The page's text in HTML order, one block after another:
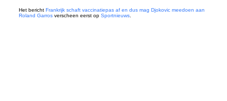
Het bericht Frankrijk schaft vaccinatiepas af en dus mag Djokovic meedoen aan
Roland Garrosverscheen eerst op Sportnieuws.